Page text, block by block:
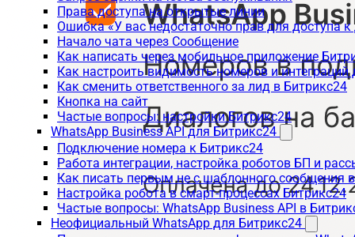
Права доступа на открытые линии
Ошибка «У вас недостаточно прав для доступа
Начало чата через Сообщение
Как написать через мобильное приложение
Как настроить видимость номеров и
Как сменить ответственного за лид в Битрикс24
Кнопка на сайт
Частые вопросы: настройки Битрикс24
WhatsApp Business API для Битрикс24
Подключение номера к Битрикс24
Работа интеграции, настройка роботов БП и
Как писать первым не с шаблонного сообщения
Настройка робота в смарт-процессах Битрикс24
Частые вопросы: WhatsApp Business API в
Неофициальный WhatsApp для Битрикс24